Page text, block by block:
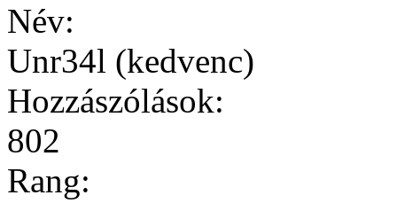
Név:
Unr34l (kedvenc)
Hozzászólások:
802
Rang: